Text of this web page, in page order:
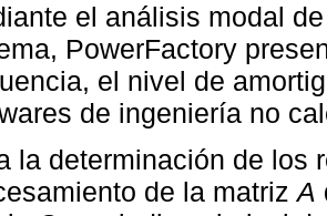
el análisis modal
PowerFactory
el nivel de
de ingeniería no
la determinación de los
de la matrizA